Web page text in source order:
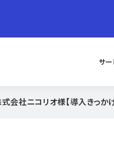
サー
会社ニコリオ様【導入きっか